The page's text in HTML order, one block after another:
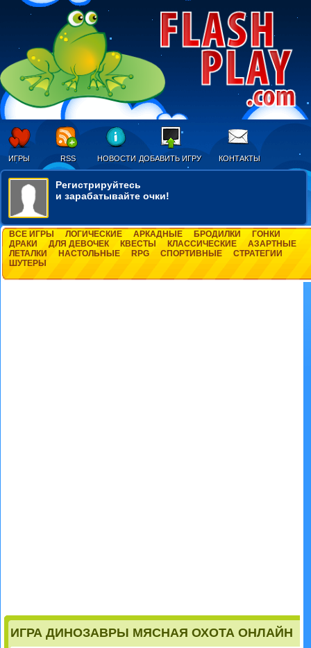
ИГРЫ RSS НОВОСТИ ДОБАВИТЬ ИГРУ КОНТАКТЫ
Регистрируйтесь
и зарабатывайте очки!
ВСЕ ИГРЫ ЛОГИЧЕСКИЕ АРКАДНЫЕ БРОДИЛКИ
ГОНКИ
ДРАКИ
ДЛЯ ДЕВОЧЕК КВЕСТЫ КЛАССИЧЕСКИЕ
АЗАРТНЫЕ
ЛЕТАЛКИ
НАСТОЛЬНЫЕ RPG СПОРТИВНЫЕ
СТРАТЕГИИ
ШУТЕРЫ
ИГРА ДИНОЗАВРЫ МЯСНАЯ ОХОТА ОНЛАЙН